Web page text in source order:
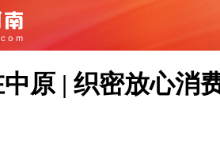
原 | 织密放心消